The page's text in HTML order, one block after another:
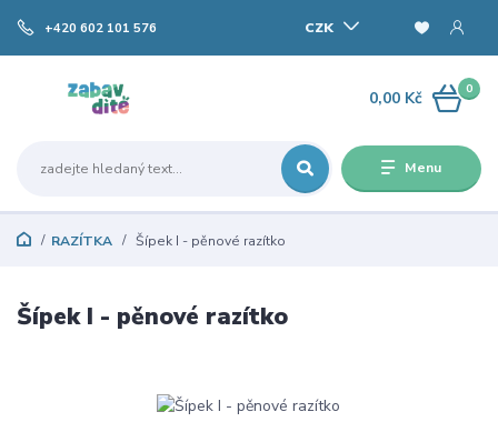
Menu
CZK
+420 602 101 576
0
0,00 Kč
RAZÍTKA Šípek I - pěnové razítko
Šípek I - pěnové razítko